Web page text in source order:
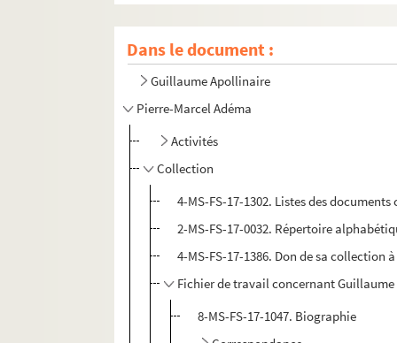
Dans le document :
Guillaume Apollinaire
Pierre-Marcel Adéma
Activités
Collection
4-MS-FS-17-1302. Listes des
2-MS-FS-17-0032. Répertoire
4-MS-FS-17-1386. Don de sa
Fichier de travail concernant
8-MS-FS-17-1047. Biographie